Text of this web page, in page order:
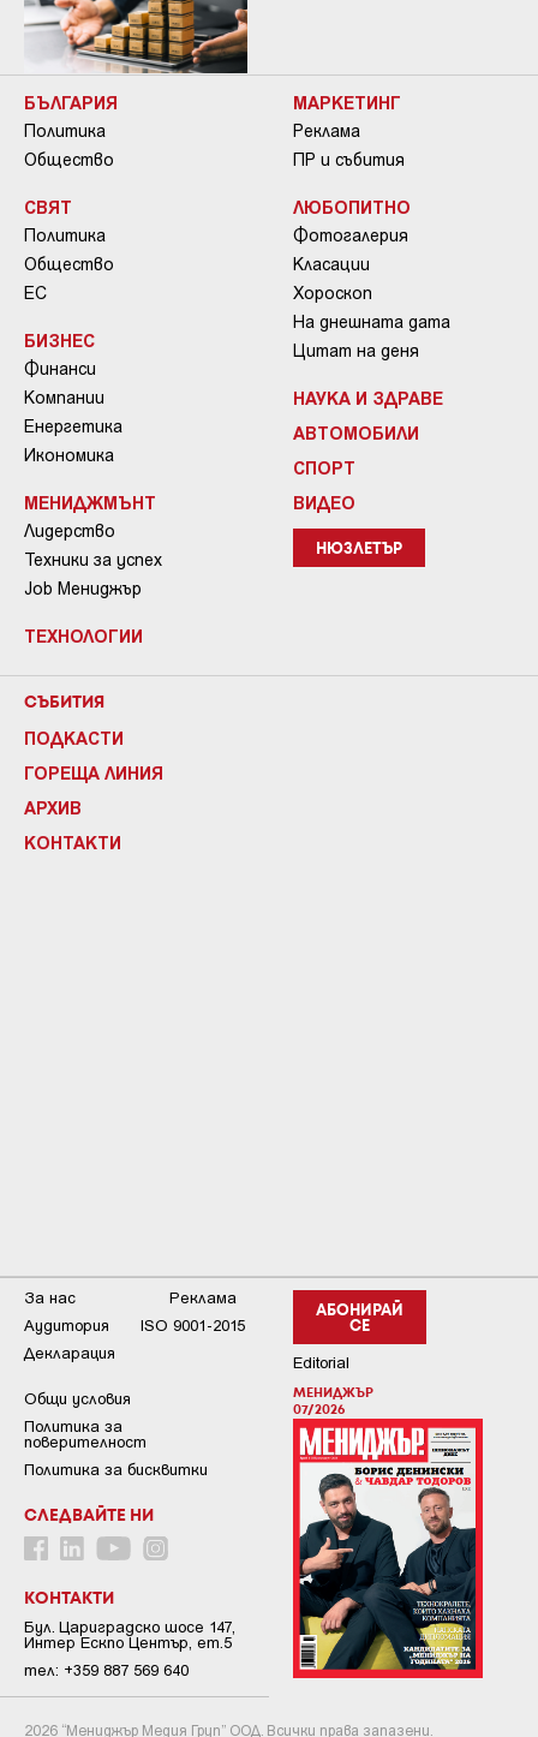
БЪЛГАРИЯ
Политика
Общество
СВЯТ
Политика
Общество
ЕС
БИЗНЕС
Финанси
Компании
Енергетика
Икономика
МЕНИДЖМЪНТ
Лидерство
Техники за успех
Job Мениджър
ТЕХНОЛОГИИ
МАРКЕТИНГ
Реклама
ПР и събития
ЛЮБОПИТНО
Фотогалерия
Класации
Хороскоп
На днешната дата
Цитат на деня
НАУКА И ЗДРАВЕ
АВТОМОБИЛИ
СПОРТ
ВИДЕО
НЮЗЛЕТЪР
СЪБИТИЯ
ПОДКАСТИ
ГОРЕЩА ЛИНИЯ
АРХИВ
КОНТАКТИ
АБОНИРАЙ
СЕ
Editorial
МЕНИДЖЪР
07/2026
За нас
Реклама
Аудитория
ISO 9001-2015
Декларация
Общи условия
Пoлитикa зa
пoвepитeлнocт
Политика за бисквитки
СЛЕДВАЙТЕ НИ
КОНТАКТИ
Бул. Цариградско шосе 147,
Интер Ескпо Център, ет.5
тел: +359 887 569 640
2026 “Мениджър Медия Груп” ООД. Всички права запазени.